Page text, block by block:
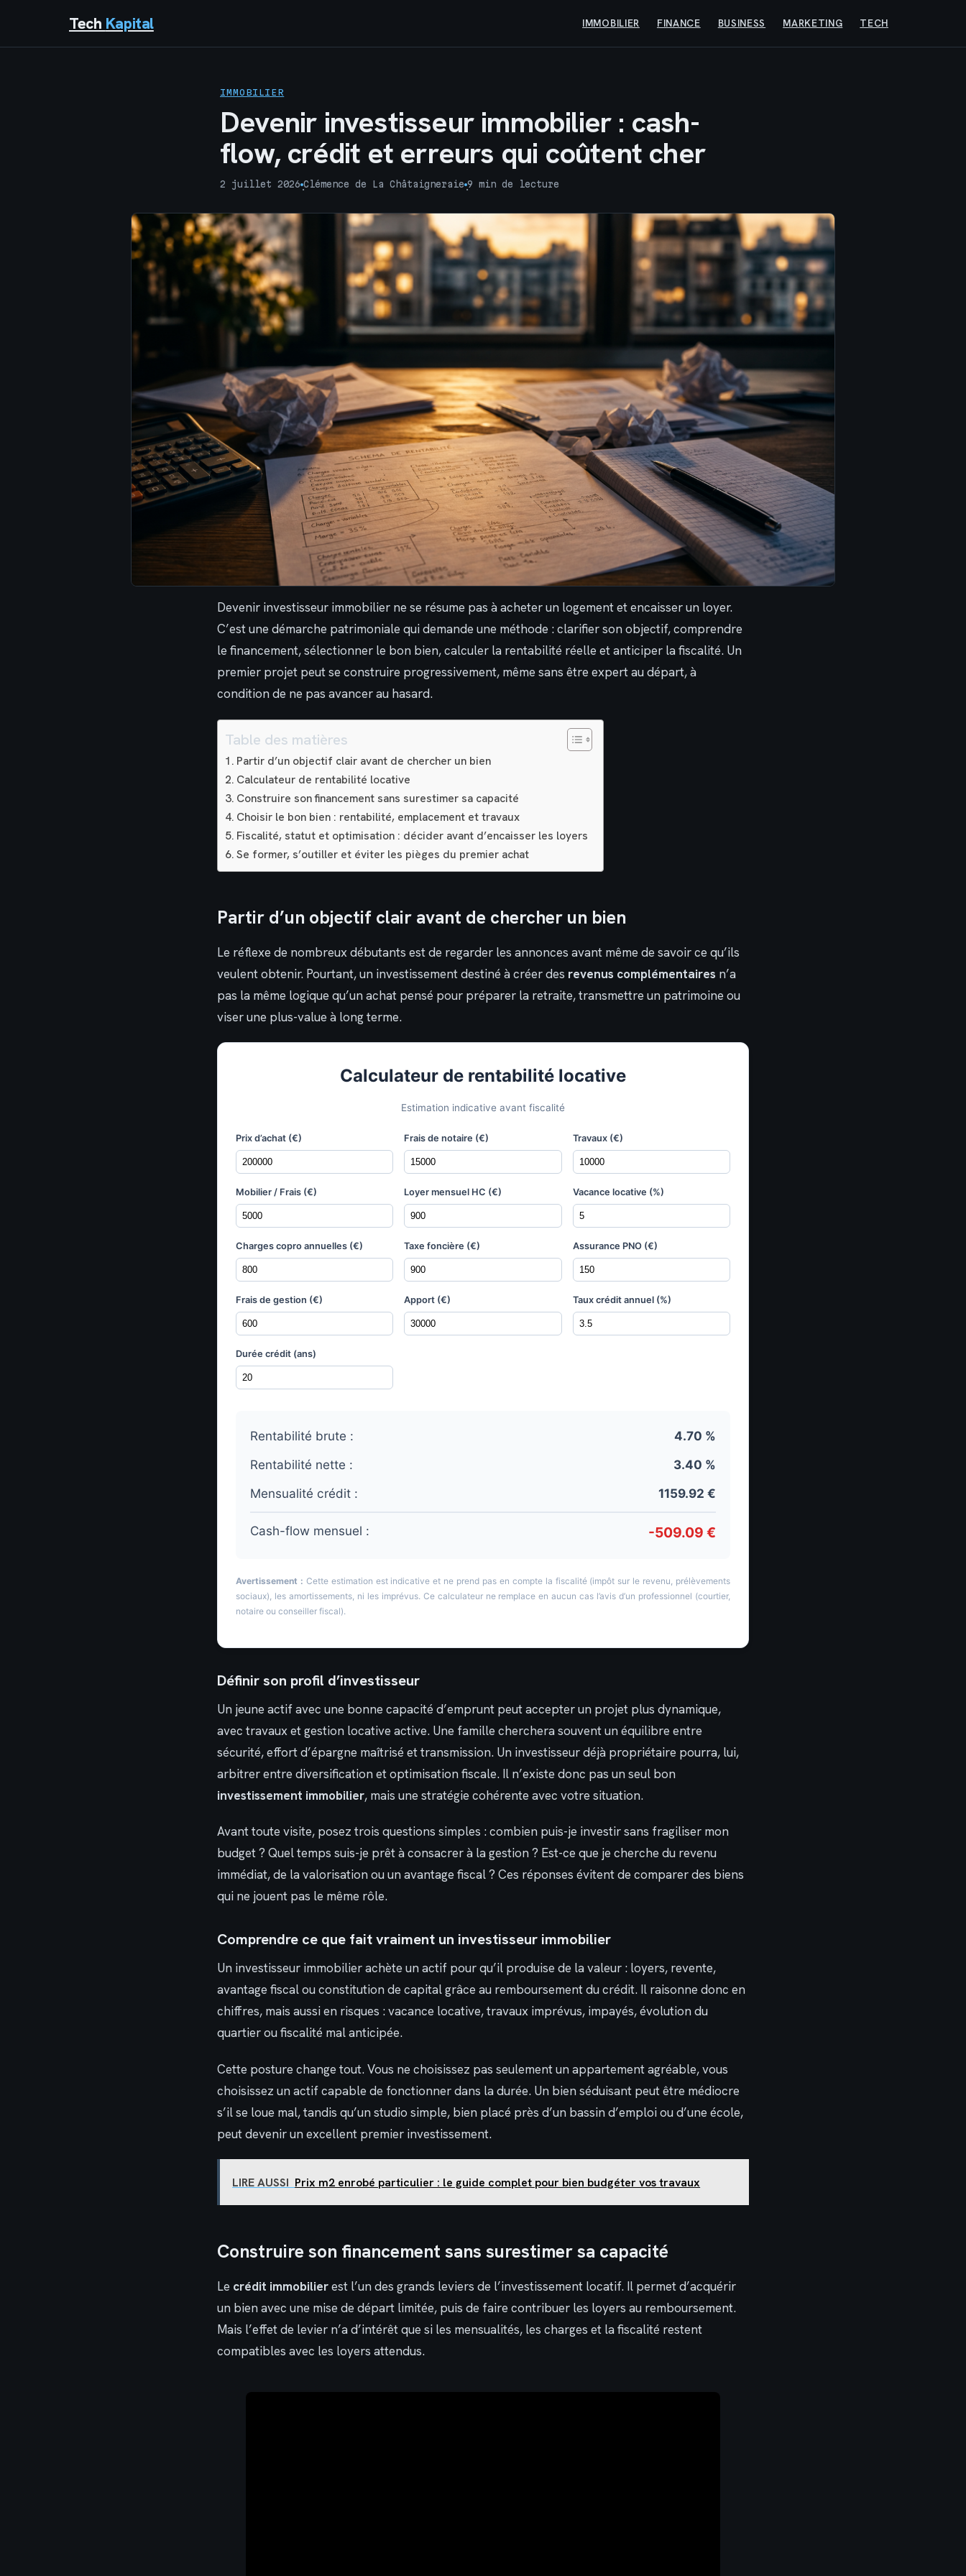
Tech Kapital IMMOBILIER FINANCE BUSINESS MARKETING TECH
IMMOBILIER
Devenir investisseur immobilier : cash-
flow, crédit et erreurs qui coûtent cher
2 juillet 2026
·
Clémence de La Châtaigneraie
·
9 min de lecture
Devenir investisseur immobilier ne se résume pas à acheter un logement et encaisser un loyer.
C’est une démarche patrimoniale qui demande une méthode : clarifier son objectif, comprendre
le financement, sélectionner le bon bien, calculer la rentabilité réelle et anticiper la fiscalité. Un
premier projet peut se construire progressivement, même sans être expert au départ, à
condition de ne pas avancer au hasard.
Table des matières
Partir d’un objectif clair avant de chercher un bien
Calculateur de rentabilité locative
Construire son financement sans surestimer sa capacité
Choisir le bon bien : rentabilité, emplacement et travaux
Fiscalité, statut et optimisation : décider avant d’encaisser les loyers
Se former, s’outiller et éviter les pièges du premier achat
Partir d’un objectif clair avant de chercher un bien
Le réflexe de nombreux débutants est de regarder les annonces avant même de savoir ce qu’ils
veulent obtenir. Pourtant, un investissement destiné à créer des revenus complémentaires n’a
pas la même logique qu’un achat pensé pour préparer la retraite, transmettre un patrimoine ou
viser une plus-value à long terme.
Calculateur de rentabilité locative
Estimation indicative avant fiscalité
Prix d’achat (€) Frais de notaire (€) Travaux (€)
Mobilier / Frais (€) Loyer mensuel HC (€) Vacance locative (%)
Charges copro annuelles (€) Taxe foncière (€) Assurance PNO (€)
Frais de gestion (€) Apport (€) Taux crédit annuel (%)
Durée crédit (ans)
Rentabilité brute :
4.70 %
Rentabilité nette :
3.40 %
Mensualité crédit :
1159.92 €
Cash-flow mensuel : -509.09 €
Avertissement : Cette estimation est indicative et ne prend pas en compte la fiscalité (impôt sur le revenu, prélèvements
sociaux), les amortissements, ni les imprévus. Ce calculateur ne remplace en aucun cas l’avis d’un professionnel (courtier,
notaire ou conseiller fiscal).
Définir son profil d’investisseur
Un jeune actif avec une bonne capacité d’emprunt peut accepter un projet plus dynamique,
avec travaux et gestion locative active. Une famille cherchera souvent un équilibre entre
sécurité, effort d’épargne maîtrisé et transmission. Un investisseur déjà propriétaire pourra, lui,
arbitrer entre diversification et optimisation fiscale. Il n’existe donc pas un seul bon
investissement immobilier, mais une stratégie cohérente avec votre situation.
Avant toute visite, posez trois questions simples : combien puis-je investir sans fragiliser mon
budget ? Quel temps suis-je prêt à consacrer à la gestion ? Est-ce que je cherche du revenu
immédiat, de la valorisation ou un avantage fiscal ? Ces réponses évitent de comparer des biens
qui ne jouent pas le même rôle.
Comprendre ce que fait vraiment un investisseur immobilier
Un investisseur immobilier achète un actif pour qu’il produise de la valeur : loyers, revente,
avantage fiscal ou constitution de capital grâce au remboursement du crédit. Il raisonne donc en
chiffres, mais aussi en risques : vacance locative, travaux imprévus, impayés, évolution du
quartier ou fiscalité mal anticipée.
Cette posture change tout. Vous ne choisissez pas seulement un appartement agréable, vous
choisissez un actif capable de fonctionner dans la durée. Un bien séduisant peut être médiocre
s’il se loue mal, tandis qu’un studio simple, bien placé près d’un bassin d’emploi ou d’une école,
peut devenir un excellent premier investissement.
LIRE AUSSI Prix m2 enrobé particulier : le guide complet pour bien budgéter vos travaux
Construire son financement sans surestimer sa capacité
Le crédit immobilierest l’un des grands leviers de l’investissement locatif. Il permet d’acquérir
un bien avec une mise de départ limitée, puis de faire contribuer les loyers au remboursement.
Mais l’effet de levier n’a d’intérêt que si les mensualités, les charges et la fiscalité restent
compatibles avec les loyers attendus.